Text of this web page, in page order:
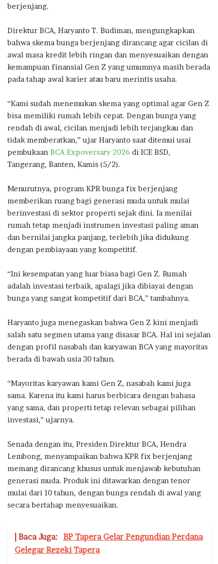
berjenjang.
Direktur BCA, Haryanto T. Budiman, mengungkapkan
bahwa skema bunga berjenjang dirancang agar cicilan di
awal masa kredit lebih ringan dan menyesuaikan dengan
kemampuan finansial Gen Z yang umumnya masih berada
pada tahap awal karier atau baru merintis usaha.
“Kami sudah menemukan skema yang optimal agar Gen Z
bisa memiliki rumah lebih cepat. Dengan bunga yang
rendah di awal, cicilan menjadi lebih terjangkau dan
tidak memberatkan,” ujar Haryanto saat ditemui usai
pembukaan BCA Expoversary 2026 di ICE BSD,
Tangerang, Banten, Kamis (5/2).
Menurutnya, program KPR bunga fix berjenjang
memberikan ruang bagi generasi muda untuk mulai
berinvestasi di sektor properti sejak dini. Ia menilai
rumah tetap menjadi instrumen investasi paling aman
dan bernilai jangka panjang, terlebih jika didukung
dengan pembiayaan yang kompetitif.
“Ini kesempatan yang luar biasa bagi Gen Z. Rumah
adalah investasi terbaik, apalagi jika dibiayai dengan
bunga yang sangat kompetitif dari BCA,” tambahnya.
Haryanto juga menegaskan bahwa Gen Z kini menjadi
salah satu segmen utama yang disasar BCA. Hal ini sejalan
dengan profil nasabah dan karyawan BCA yang mayoritas
berada di bawah usia 30 tahun.
“Mayoritas karyawan kami Gen Z, nasabah kami juga
sama. Karena itu kami harus berbicara dengan bahasa
yang sama, dan properti tetap relevan sebagai pilihan
investasi,” ujarnya.
Senada dengan itu, Presiden Direktur BCA, Hendra
Lembong, menyampaikan bahwa KPR fix berjenjang
memang dirancang khusus untuk menjawab kebutuhan
generasi muda. Produk ini ditawarkan dengan tenor
mulai dari 10 tahun, dengan bunga rendah di awal yang
secara bertahap menyesuaikan.
| Baca Juga: BP Tapera Gelar Pengundian Perdana
Gelegar Rezeki Tapera